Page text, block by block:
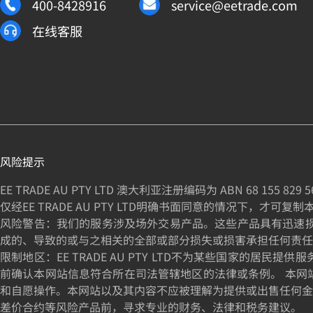
400-8428916
service@eetrade.com
在线客服
风险提示
EE TRADE AU PTY LTD 澳大利亚注册编码为 ABN 68 155 829
仅经EE TRADE AU PTY LTD明确书面同意的情况下，才可复制
风险警告：我们的服务涉及场外交易产品。这些产品具有迅速
成的、导致的或与之相关的全部或部分损失或损害承担任何责
限制地区：EE TRADE AU PTY LTD不为某些国家的居民提供
前确认本网站信息符合所在司法管辖地区的法律或条例。 本
和自愿操作。本网站以及其内容不应被理解为提供或出售任何
差价合约等风险产品前，寻求专业的财务、法律和税务建议。